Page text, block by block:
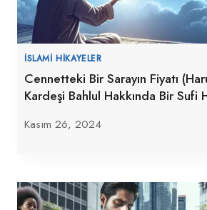
İSLAMI HIKAYELER
Cennetteki Bir Sarayın Fiyatı
Kardeşi Bahlul Hakkında Bir Sufi
Kasım 26, 2024